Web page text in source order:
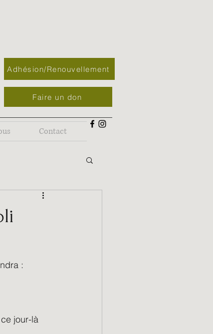
Adhésion/Renouvellement
Faire un don
Contact
:
ce jour-là